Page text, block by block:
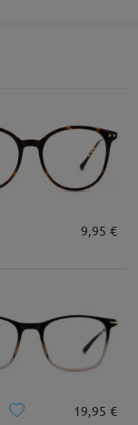
9,95 €
19,95 €